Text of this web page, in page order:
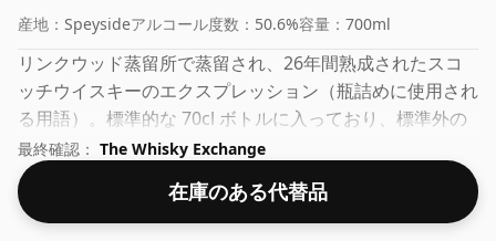
産地： Speysideアルコール度数： 50.6%容量： 700ml
リンクウッド蒸留所で蒸留され、26年間熟成されたスコ
ッチウイスキーのエクスプレッション（瓶詰めに使用され
る用語）。標準的な 70cl ボトルに入っており、標準外の
濃度 50.6% です。
最終確認： The Whisky Exchange
在庫のある代替品